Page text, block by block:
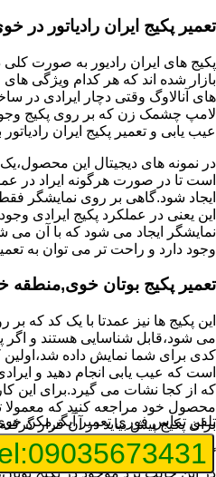
تعمیر پکیج ایران رادیاتور
پکیج های ایران رادیور به صورت کلی
بازار شده اند که هر کدام ویژگی
های آنالاوگ وقتی دچار ایرادی در
لامپ چشمک زن که بر روی پکیج وجود
عیب یابی و تعمیر پکیج ایران رادیاتور
در نمونه های دیجیتال این
است تا در صورت هرگونه ایراد در
ایجاد شود.گاهی بر روی نمایشگر
این یعنی در عملکرد پکیج ایرادی
نمایشگر ایجاد می شود که با آن می
وجود دارد و راحت تر می توان به
تعمیر پکیج بوتان خوی,منطقه
این پکیج ها نیز عمدتا با یک کد که
می شود،قابل شناسایی هستند و اگر
کدی برای شما نمایش داده شد،اولین
است که عیب یابی انجام دهید و
که از کجا نشات می گیرد.برای این
محصول خود مراجعه کنید که
برای پکیج پیش بیاید در آن قرار
گاهی نیز هنگام خرابی پکیج،هیچ
در این حالت برد موجود در پکیج
تلفن تماس فوریتعمیر آبگرمکن